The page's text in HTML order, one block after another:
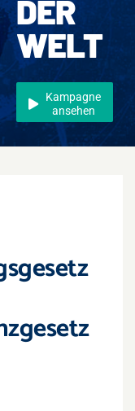
DER
WELT
Kampagne
ansehen